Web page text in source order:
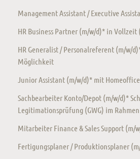
Management Assistant / Executive
HR Business Partner (m/w/d)* in
HR Generalist / Personalreferent (m/w/
Möglichkeit
Junior Assistant (m/w/d)* mit
Sachbearbeiter Konto/Depot (m/w/d)*
Legitimationsprüfung (GWG) im Rahmen
Mitarbeiter Finance & Sales Support
Fertigungsplaner / Produktionsplaner